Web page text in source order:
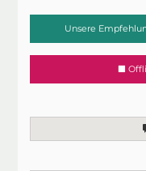
Unsere